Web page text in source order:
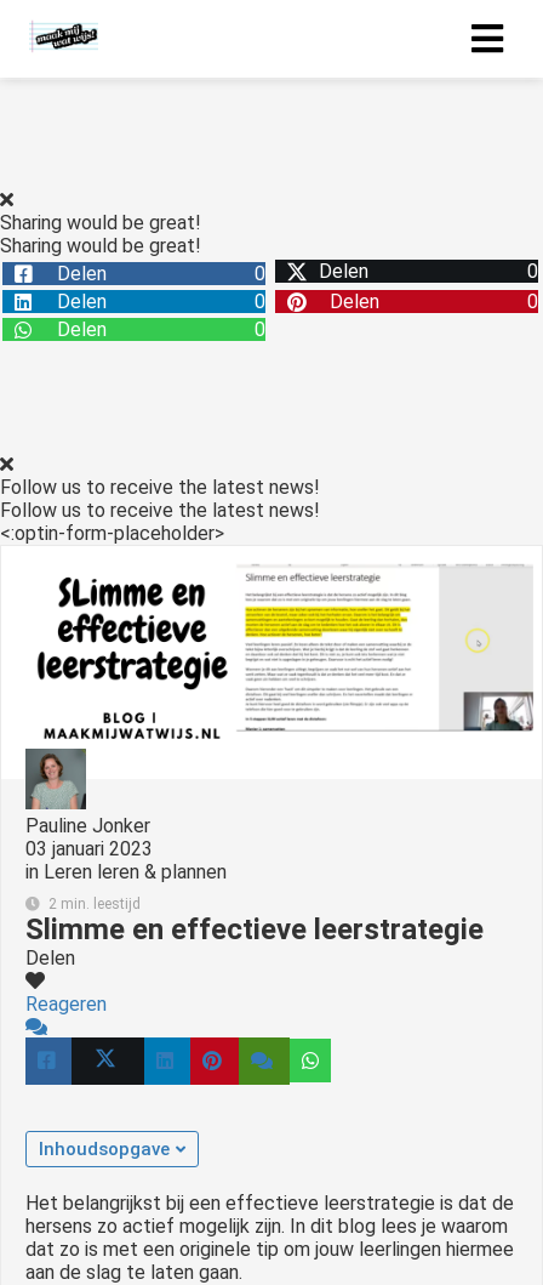
Sharing would be great!
Sharing would be great!
Delen
0 Delen
0
Delen
0 Delen
0
Delen
0
Follow us to receive the latest news!
Follow us to receive the latest news!
<:optin-form-placeholder>
Pauline Jonker
03 januari 2023
in Leren leren & plannen
2 min. leestijd
Slimme en effectieve leerstrategie
Delen
Reageren
Inhoudsopgave
Het belangrijkst bij een effectieve leerstrategie is dat de
hersens zo actief mogelijk zijn. In dit blog lees je waarom
dat zo is met een originele tip om jouw leerlingen hiermee
aan de slag te laten gaan.